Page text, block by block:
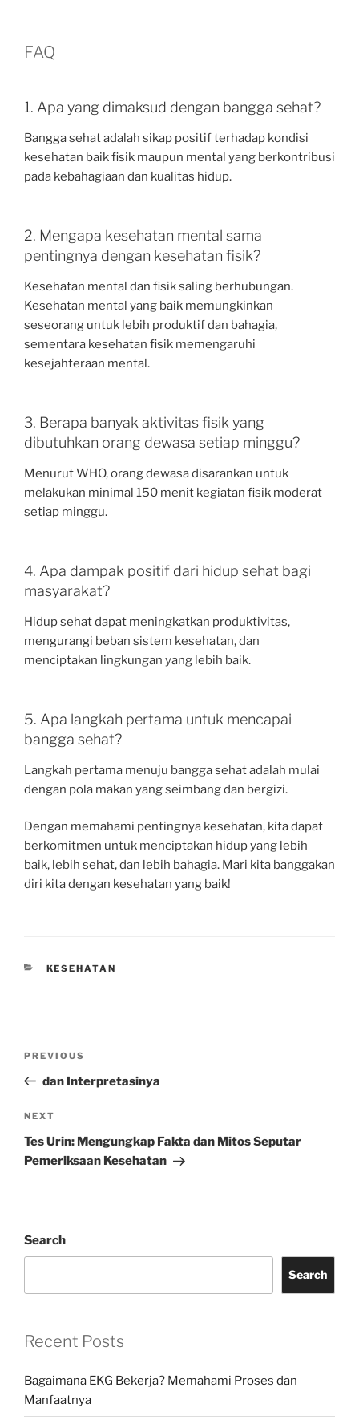
FAQ
1. Apa yang dimaksud dengan bangga sehat?
Bangga sehat adalah sikap positif terhadap kondisi
kesehatan baik fisik maupun mental yang berkontribusi
pada kebahagiaan dan kualitas hidup.
2. Mengapa kesehatan mental sama
pentingnya dengan kesehatan fisik?
Kesehatan mental dan fisik saling berhubungan.
Kesehatan mental yang baik memungkinkan
seseorang untuk lebih produktif dan bahagia,
sementara kesehatan fisik memengaruhi
kesejahteraan mental.
3. Berapa banyak aktivitas fisik yang
dibutuhkan orang dewasa setiap minggu?
Menurut WHO, orang dewasa disarankan untuk
melakukan minimal 150 menit kegiatan fisik moderat
setiap minggu.
4. Apa dampak positif dari hidup sehat bagi
masyarakat?
Hidup sehat dapat meningkatkan produktivitas,
mengurangi beban sistem kesehatan, dan
menciptakan lingkungan yang lebih baik.
5. Apa langkah pertama untuk mencapai
bangga sehat?
Langkah pertama menuju bangga sehat adalah mulai
dengan pola makan yang seimbang dan bergizi.
Dengan memahami pentingnya kesehatan, kita dapat
berkomitmen untuk menciptakan hidup yang lebih
baik, lebih sehat, dan lebih bahagia. Mari kita banggakan
diri kita dengan kesehatan yang baik!
CATEGORIES
KESEHATAN
Previous
Post
PREVIOUS
dan Interpretasinya
Next
Post
NEXT
Tes Urin: Mengungkap Fakta dan Mitos Seputar
Pemeriksaan Kesehatan
Search
Search
Recent Posts
Bagaimana EKG Bekerja? Memahami Proses dan
Manfaatnya